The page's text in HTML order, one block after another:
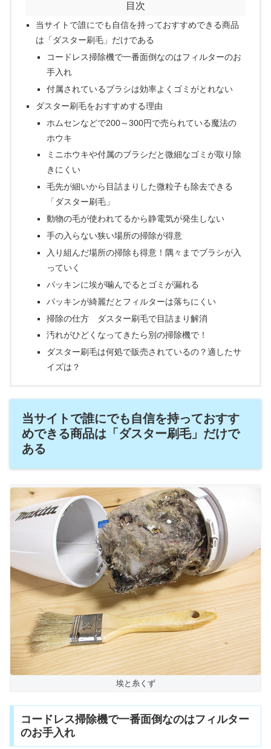
目次
当サイトで誰にでも自信を持っておすすめできる商品
は「ダスター刷毛」だけである
コードレス掃除機で一番面倒なのはフィルターのお
手入れ
付属されているブラシは効率よくゴミがとれない
ダスター刷毛をおすすめする理由
ホムセンなどで200～300円で売られている魔法の
ホウキ
ミニホウキや付属のブラシだと微細なゴミが取り除
きにくい
毛先が細いから目詰まりした微粒子も除去できる
「ダスター刷毛」
動物の毛が使われてるから静電気が発生しない
手の入らない狭い場所の掃除が得意
入り組んだ場所の掃除も得意！隅々までブラシが入
っていく
パッキンに埃が噛んでるとゴミが漏れる
パッキンが綺麗だとフィルターは落ちにくい
掃除の仕方 ダスター刷毛で目詰まり解消
汚れがひどくなってきたら別の掃除機で！
ダスター刷毛は何処で販売されているの？適したサ
イズは？
当サイトで誰にでも自信を持っておすす
めできる商品は「ダスター刷毛」だけで
ある
埃と糸くず
コードレス掃除機で一番面倒なのはフィルター
のお手入れ